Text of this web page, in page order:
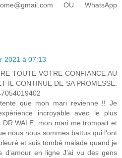
OU WhatsApp
2021 à 07:13
TOUTE VOTRE CONFIANCE AU
IL CONTINUE DE SA PROMESSE.
que mon mari revienne !! Je
incroyable avec le plus
WALE, mon mari me trompait et
nous nous sommes battus qui l'ont
et suis tombé malade quand je
d'amour en ligne J'ai vu des gens